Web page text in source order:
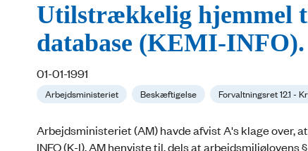
Utilstrækkelig hjemmel
database (KEMI-INFO).
01-01-1991
Arbejdsministeriet Beskæftigelse Forvaltningsret 12.1 -
Arbejdsministeriet (AM) havde afvist A's klage over,
INFO (K-I). AM henviste til, dels at